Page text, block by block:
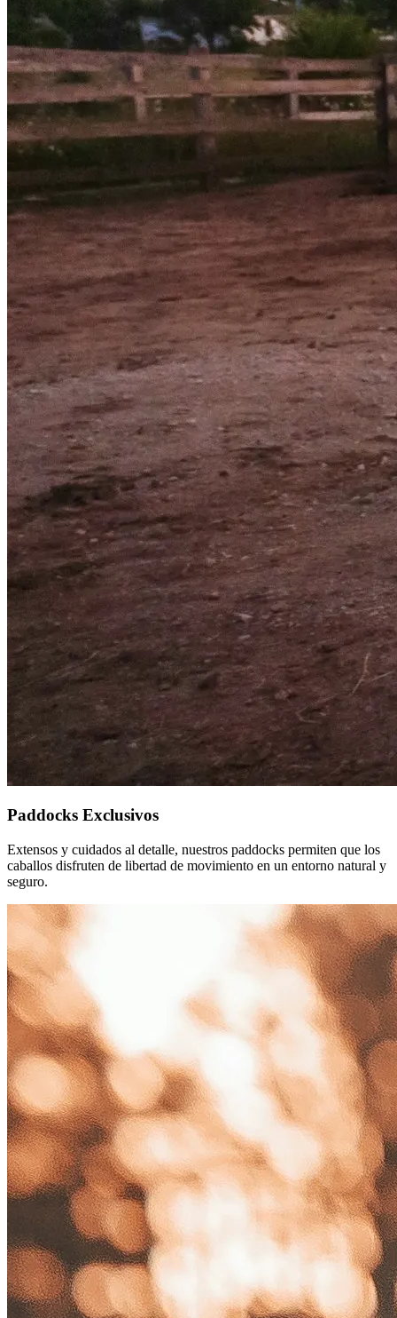
Paddocks Exclusivos
Extensos y cuidados al detalle, nuestros paddocks permiten que los
caballos disfruten de libertad de movimiento en un entorno natural y
seguro.